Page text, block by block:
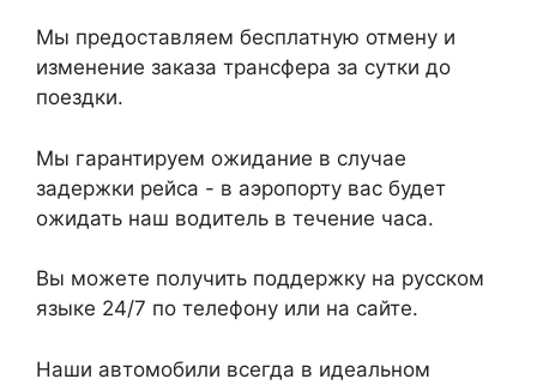
Мы предоставляем бесплатную отмену и
изменение заказа трансфера за сутки до
поездки.
Мы гарантируем ожидание в случае
задержки рейса - в аэропорту вас будет
ожидать наш водитель в течение часа.
Вы можете получить поддержку на русском
языке 24/7 по телефону или на сайте.
Наши автомобили всегда в идеальном